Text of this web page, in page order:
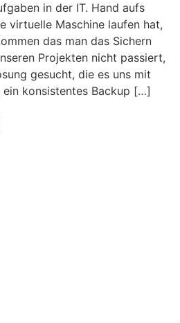
in der IT. Hand aufs
virtuelle Maschine laufen hat,
das man das Sichern
Projekten nicht passiert,
gesucht, die es uns mit
konsistentes Backup […]